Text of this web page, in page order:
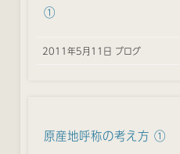
①
2011年5月11日 ブログ
原産地呼称の考え方 ①